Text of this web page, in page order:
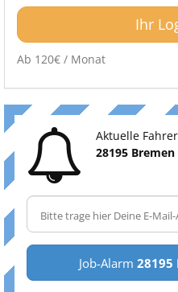
Ihr
Ab 120€ / Monat
Aktuelle
28195 Bremen
Job-Alarm 28195